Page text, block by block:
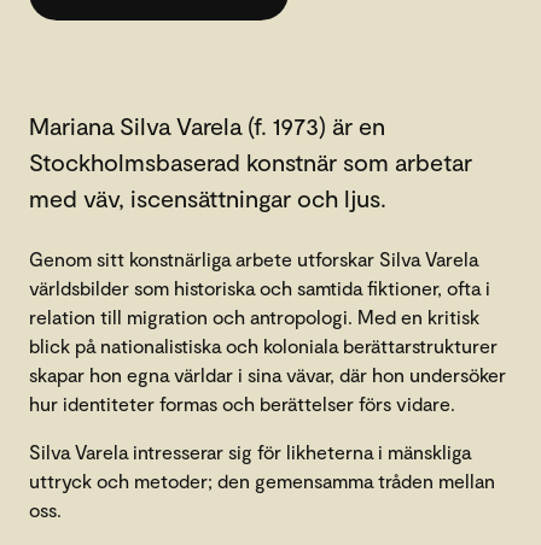
Mariana Silva Varela (f. 1973) är en
Stockholmsbaserad konstnär som arbetar
med väv, iscensättningar och ljus.
Genom sitt konstnärliga arbete utforskar Silva Varela
världsbilder som historiska och samtida fiktioner, ofta i
relation till migration och antropologi. Med en kritisk
blick på nationalistiska och koloniala berättarstrukturer
skapar hon egna världar i sina vävar, där hon undersöker
hur identiteter formas och berättelser förs vidare.
Silva Varela intresserar sig för likheterna i mänskliga
uttryck och metoder; den gemensamma tråden mellan
oss.